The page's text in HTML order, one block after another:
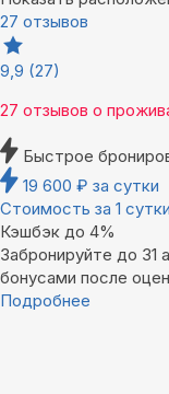
27 отзывов
9,9 (27)
27 отзывов о
Быстрое
19 600 ₽ за сутки
Стоимость за 1
Кэшбэк до 4%
Забронируйте до 31
бонусами после
Подробнее